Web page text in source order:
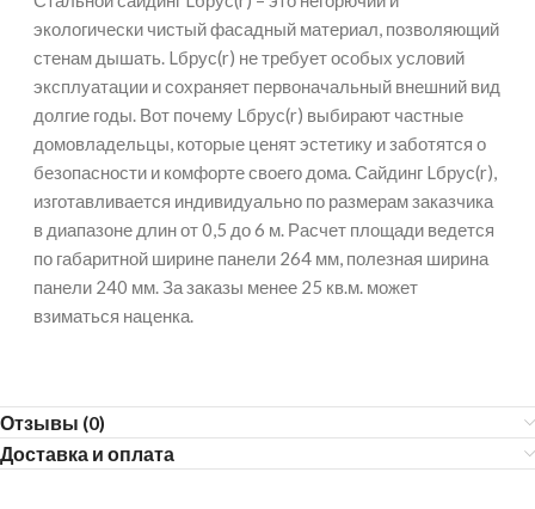
экологически чистый фасадный материал, позволяющий
стенам дышать. Lбрус(r) не требует особых условий
эксплуатации и сохраняет первоначальный внешний вид
долгие годы. Вот почему Lбрус(r) выбирают частные
домовладельцы, которые ценят эстетику и заботятся о
безопасности и комфорте своего дома. Сайдинг Lбрус(r),
изготавливается индивидуально по размерам заказчика
в диапазоне длин от 0,5 до 6 м. Расчет площади ведется
по габаритной ширине панели 264 мм, полезная ширина
панели 240 мм. За заказы менее 25 кв.м. может
взиматься наценка.
Отзывы (0)
Доставка и оплата